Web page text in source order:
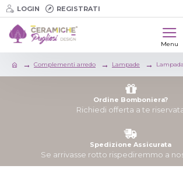
LOGIN REGISTRATI
Complementi arredo Lampade
Ordine Bomboniera?
Richiedi offerta a te
Spedizione Assicurata
Se arrivasse rotto rispediremmo a